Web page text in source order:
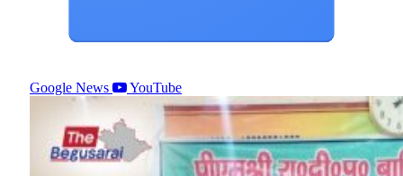
Google News YouTube